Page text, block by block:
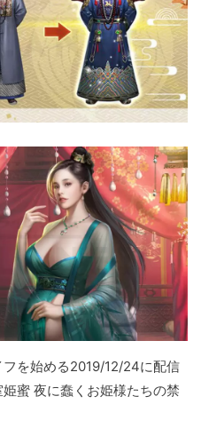
を始める2019/12/24に配信
蜜 夜に蠢くお姫様たちの禁